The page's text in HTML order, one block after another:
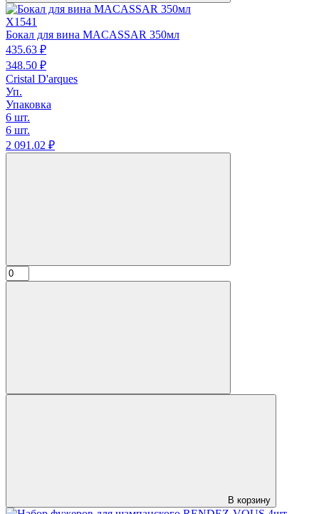
X1541
Бокал для вина MACASSAR 350мл
435.63 ₽
348.50 ₽
Cristal D'arques
Уп.
Упаковка
6 шт.
6 шт.
2 091.02 ₽
В корзину